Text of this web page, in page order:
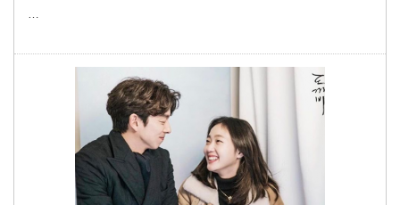
…